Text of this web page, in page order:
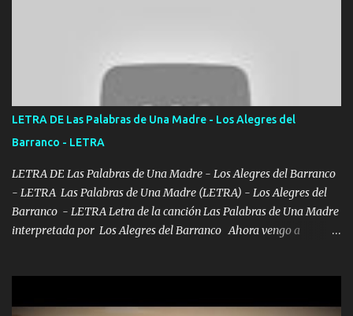
Ya pasé varias hazañas ya tienen rato que me agarran el colmillo
de este León los estatales no sé esperaron Al tiro esta la PrimiZa
también la nueve que cargo al lado doy la mano al que su amigo y
al traicionero damos pa abajo Y No me paran aquí hay pa más
pues hay charola les voy a dar hasta topar pues no hay de otra...
LETRA DE Las Palabras de Una Madre - Los Alegres del
Barranco - LETRA
LETRA DE Las Palabras de Una Madre - Los Alegres del Barranco
- LETRA Las Palabras de Una Madre (LETRA) - Los Alegres del
Barranco - LETRA Letra de la canción Las Palabras de Una Madre
interpretada por Los Alegres del Barranco Ahora vengo a
quiso, él tiempo sigue pasando y nunca te olvidaremos, aquí